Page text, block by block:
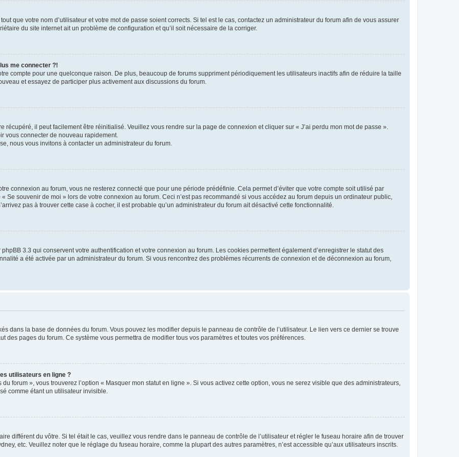
que votre nom d’utilisateur et votre mot de passe soient corrects. Si tel est le cas, contactez un administrateur du forum afin de vous assurer
du site internet ait un problème de configuration et qu’il soit nécessaire de la corriger.
me connecter ?!
compte pour une quelconque raison. De plus, beaucoup de forums suppriment périodiquement les utilisateurs inactifs afin de réduire la taille
et essayez de participer plus activement aux discussions du forum.
récupéré, il peut facilement être réinitialisé. Veuillez vous rendre sur la page de connexion et cliquer sur « J’ai perdu mon mot de passe ».
vous connecter de nouveau rapidement.
nous vous invitons à contacter un administrateur du forum.
connexion au forum, vous ne resterez connecté que pour une période prédéfinie. Cela permet d’éviter que votre compte soit utilisé par
Se souvenir de moi » lors de votre connexion au forum. Ceci n’est pas recommandé si vous accédez au forum depuis un ordinateur public,
pas à trouver cette case à cocher, il est probable qu’un administrateur du forum ait désactivé cette fonctionnalité.
3.3 qui conservent votre authentification et votre connexion au forum. Les cookies permettent également d’enregistrer le statut des
a été activée par un administrateur du forum. Si vous rencontrez des problèmes récurrents de connexion et de déconnexion au forum,
dans la base de données du forum. Vous pouvez les modifier depuis le panneau de contrôle de l’utilisateur. Le lien vers ce dernier se trouve
des pages du forum. Ce système vous permettra de modifier tous vos paramètres et toutes vos préférences.
utilisateurs en ligne ?
forum », vous trouverez l’option « Masquer mon statut en ligne ». Si vous activez cette option, vous ne serez visible que des administrateurs,
comme étant un utilisateur invisible.
différent du vôtre. Si tel était le cas, veuillez vous rendre dans le panneau de contrôle de l’utilisateur et régler le fuseau horaire afin de trouver
etc. Veuillez noter que le réglage du fuseau horaire, comme la plupart des autres paramètres, n’est accessible qu’aux utilisateurs inscrits.